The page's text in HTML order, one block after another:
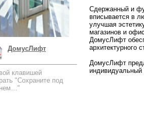
Сдержанный и
вписывается в
улучшая
магазинов и
ДомусЛифт
архитектурного
ДомусЛифт
индивидуальный
ДомусЛифт
клавишей
"Сохраните под